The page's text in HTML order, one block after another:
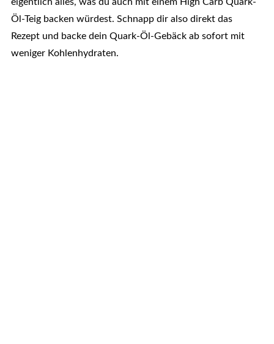
Öl-Teig backen würdest. Schnapp dir also direkt das
Rezept und backe dein Quark-Öl-Gebäck ab sofort mit
weniger Kohlenhydraten.